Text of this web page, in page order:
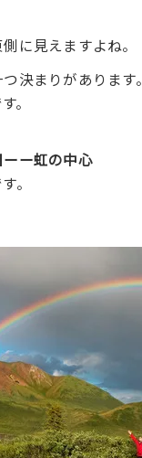
に見えますよね。
決まりがあります。
。
ー虹の中心
。